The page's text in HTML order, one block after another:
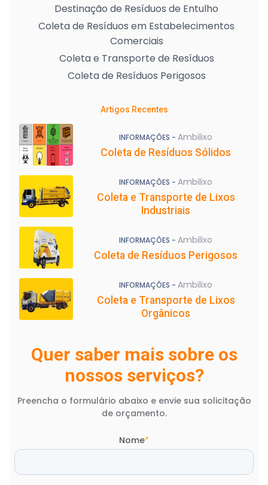
Destinação de Resíduos de Entulho
Coleta de Resíduos em Estabelecimentos
Comerciais
Coleta e Transporte de Resíduos
Coleta de Resíduos Perigosos
Artigos Recentes
INFORMAÇÕES - Ambilixo
Coleta de Resíduos Sólidos
INFORMAÇÕES - Ambilixo
Coleta e Transporte de Lixos
Industriais
INFORMAÇÕES - Ambilixo
Coleta de Resíduos Perigosos
INFORMAÇÕES - Ambilixo
Coleta e Transporte de Lixos
Orgânicos
Quer saber mais sobre os
nossos serviços?
Preencha o formulário abaixo e envie sua solicitação
de orçamento.
Nome*